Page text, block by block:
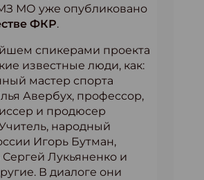
МО уже опубликовано
ФКР.
спикерами проекта
известные люди, как:
мастер спорта
Авербух, профессор,
и продюсер
народный
Игорь Бутман,
Сергей Лукьяненко и
В диалоге они